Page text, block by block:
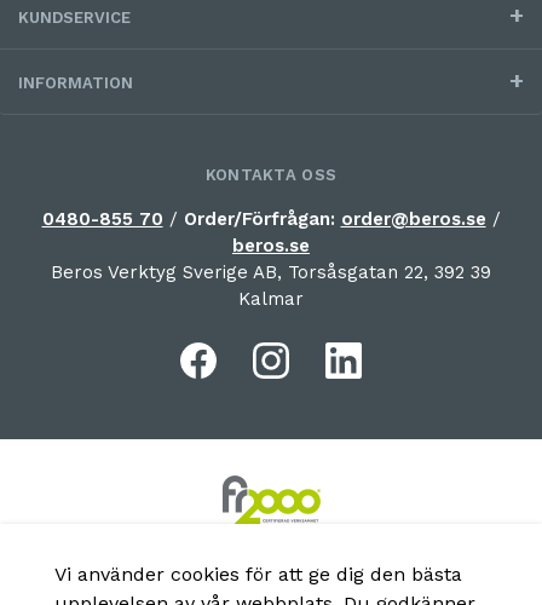
KUNDSERVICE
INFORMATION
KONTAKTA OSS
0480-855 70 / Order/Förfrågan: order@beros.se /
beros.se
Beros Verktyg Sverige AB, Torsåsgatan 22, 392 39
Kalmar
Vi använder cookies för att ge dig den bästa